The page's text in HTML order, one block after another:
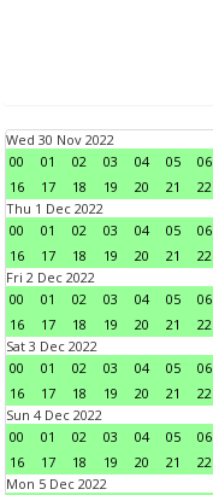
Wed 30 Nov 2022
00
01 02 03 04 05 06
16
17 18 19 20 21 22
Thu 1 Dec 2022
00
01 02 03 04 05 06
16
17 18 19 20 21 22
Fri 2 Dec 2022
00
01 02 03 04 05 06
16
17 18 19 20 21 22
Sat 3 Dec 2022
00
01 02 03 04 05 06
16
17 18 19 20 21 22
Sun 4 Dec 2022
00
01 02 03 04 05 06
16
17 18 19 20 21 22
Mon 5 Dec 2022